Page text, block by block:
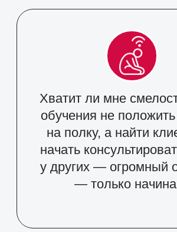
себе и наши выпускники. А
сегодня они успешно
консультируют, открывают
психологические центры и
Хотите узнать, как им это
удалось?
С какими трудностями они
Что конкретно помогло
им реализоваться в профессии
и построить частную практику?
Марком Бартоном и